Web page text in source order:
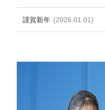
謹賀新年 (2026.01.01)